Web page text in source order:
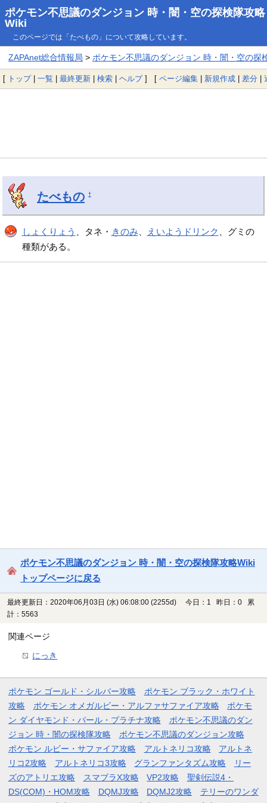
ポケモン不思議のダンジョン 時・闇・空の探検隊攻略
Wiki
このページでは「たべもの」について攻略しています。
ZAPAnet総合情報局 > ポケモン不思議のダンジョン 時・闇・空の探
[ トップ| 一覧 | 最終更新 | 検索 | ヘルプ] [ ページ編集 | 新規作成 | 差分 |
たべもの †
しょくりょう 、タネ・ きのみ えいようドリンク 、グミの
種類がある。
ポケモン不思議のダンジョン 時・闇・空の探検隊攻略Wiki
トップページに戻る
最終更新日：2020年06月03日 (水) 06:08:00 (2255d)
今日：1 昨日：0 累
計：5563
関連ページ
にっき
ポケモン ゴールド・シルバー攻略
ポケモン ブラック・ホワイト
攻略
ポケモン オメガルビー・アルファサファイア攻略
ポケモ
ン ダイヤモンド・パール・プラチナ攻略
ポケモン不思議のダン
ジョン 時・闇の探検隊攻略
ポケモン不思議のダンジョン攻略
ポケモン ルビー・サファイア攻略
アルトネリコ攻略
アルトネ
リコ2攻略
アルトネリコ3攻略 グランファンタズム攻略
リー
ズのアトリエ攻略
スマブラX攻略 VP2攻略
聖剣伝説4・
DS(COM)・HOM攻略
DQMJ攻略 DQMJ2攻略
テリーのワンダ